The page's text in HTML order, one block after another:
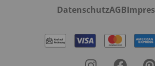
DatenschutzAGB